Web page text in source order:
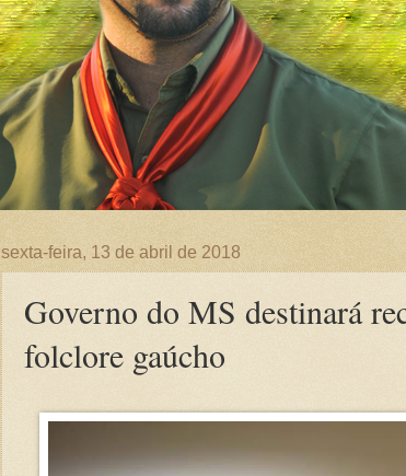
sexta-feira, 13 de abril de 2018
Governo do MS destinará
folclore gaúcho